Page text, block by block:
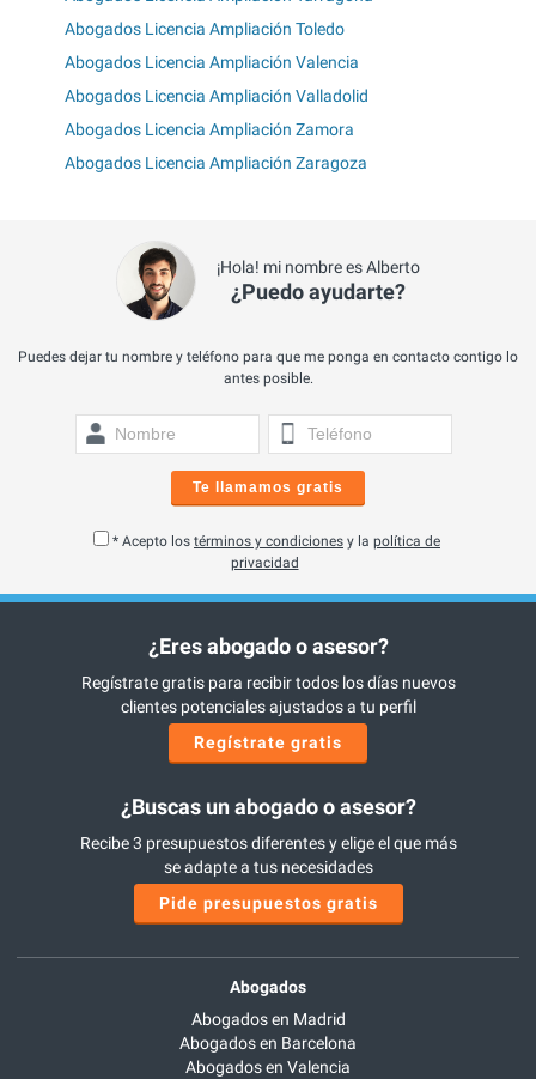
Abogados Licencia Ampliación Toledo
Abogados Licencia Ampliación Valencia
Abogados Licencia Ampliación Valladolid
Abogados Licencia Ampliación Zamora
Abogados Licencia Ampliación Zaragoza
¡Hola! mi nombre es Alberto
¿Puedo ayudarte?
Puedes dejar tu nombre y teléfono para que me ponga en contacto contigo lo
antes posible.
Te llamamos gratis
* Acepto los términos y condiciones y la política de
privacidad
¿Eres abogado o asesor?
Regístrate gratis para recibir todos los días nuevos
clientes potenciales ajustados a tu perfil
Regístrate gratis
¿Buscas un abogado o asesor?
Recibe 3 presupuestos diferentes y elige el que más
se adapte a tus necesidades
Pide presupuestos gratis
Abogados
Abogados en Madrid
Abogados en Barcelona
Abogados en Valencia